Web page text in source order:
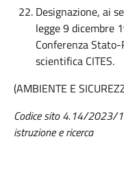
Designazione, ai
legge 9 dicembre
Conferenza
scientifica CITES.
(AMBIENTE E
Codice sito 4.14/2023/
istruzione e ricerca